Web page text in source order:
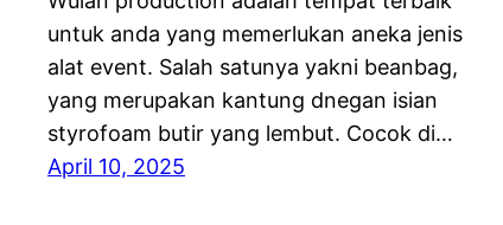
untuk anda yang memerlukan aneka jenis
alat event. Salah satunya yakni beanbag,
yang merupakan kantung dnegan isian
styrofoam butir yang lembut. Cocok di…
April 10, 2025